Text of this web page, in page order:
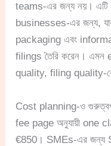
teams-এর জন্য নয়।
businesses-এর জন্য,
packaging এবং
filings তৈরি করেন।
quality, filing quality-কে
Cost planning-ও
fee page অনুযায়ী one
€850। SMEs-এর জন্য